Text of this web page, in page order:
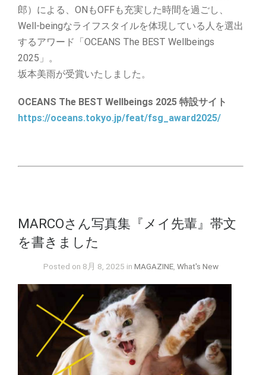
郎）による、ONもOFFも充実した時間を過ごし、
Well-beingなライフスタイルを体現している人を選出
するアワード「OCEANS The BEST Wellbeings
2025」。
坂本美雨が受賞いたしました。
OCEANS The BEST Wellbeings 2025 特設サイト
https://oceans.tokyo.jp/feat/fsg_award2025/
MARCOさん写真集『メイ先輩』帯文
を書きました
Posted on 8月 8, 2025 in MAGAZINE, What's New